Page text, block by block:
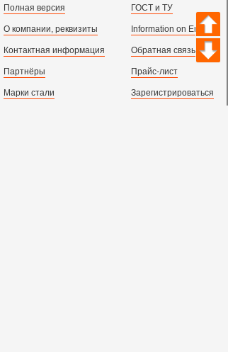
Полная версия
О компании, реквизиты
Контактная информация
Партнёры
Марки стали
ГОСТ и ТУ
Information on English
Обратная связь
Прайс-лист
Зарегистрироваться